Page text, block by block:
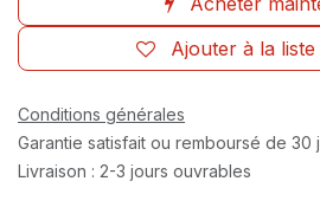
Ajouter à la
Conditions générales
Garantie satisfait ou remboursé de 30
Livraison : 2-3 jours ouvrables